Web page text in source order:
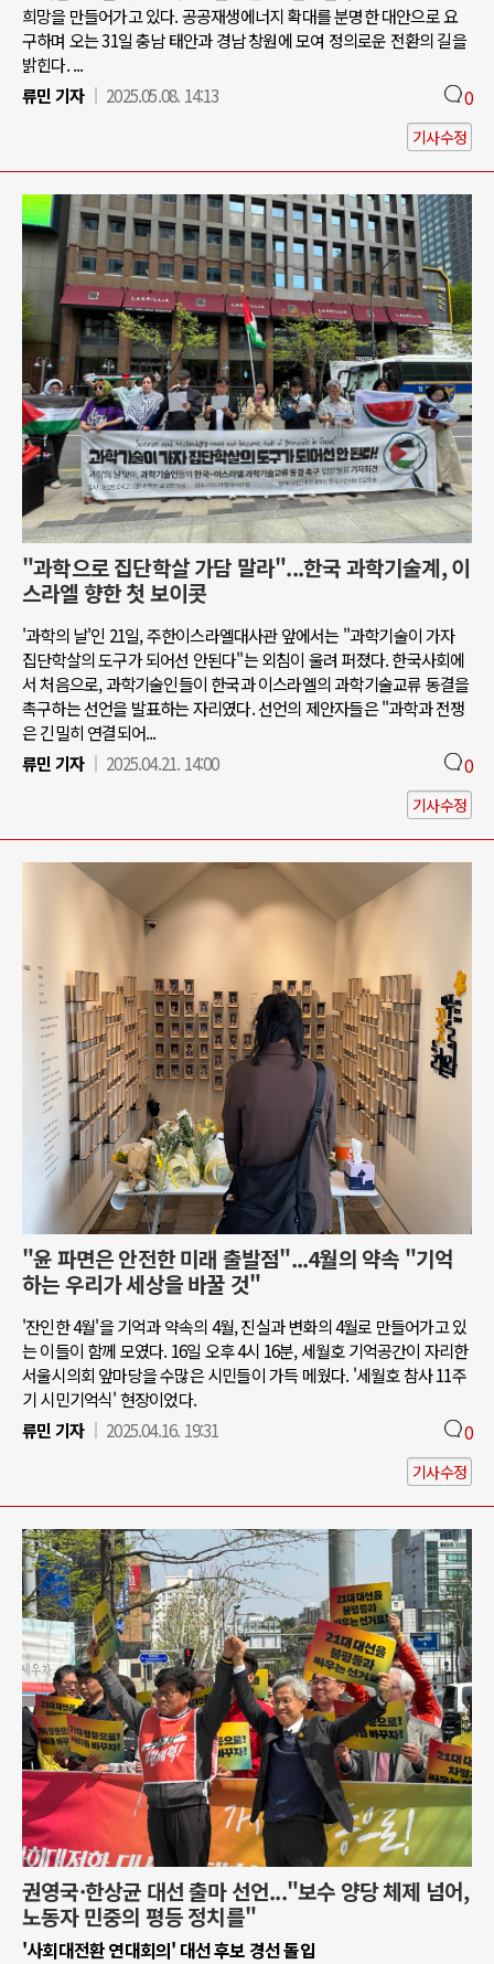
희망을 만들어가고 있다. 공공재생에너지 확대를 분명한 대안으로 요
구하며 오는 31일 충남 태안과 경남 창원에 모여 정의로운 전환의 길을
밝힌다. ...
류민 기자
2025.05.08. 14:13 0
기사수정
"과학으로 집단학살 가담 말라"...한국 과학기술계, 이
스라엘 향한 첫 보이콧
'과학의 날'인 21일, 주한이스라엘대사관 앞에서는 "과학기술이 가자
집단학살의 도구가 되어선 안된다"는 외침이 울려 퍼졌다. 한국사회에
서 처음으로, 과학기술인들이 한국과 이스라엘의 과학기술교류 동결을
촉구하는 선언을 발표하는 자리였다. 선언의 제안자들은 "과학과 전쟁
은 긴밀히 연결되어...
류민 기자
2025.04.21. 14:00 0
기사수정
"윤 파면은 안전한 미래 출발점"...4월의 약속 "기억
하는 우리가 세상을 바꿀 것"
'잔인한 4월'을 기억과 약속의 4월, 진실과 변화의 4월로 만들어가고 있
는 이들이 함께 모였다. 16일 오후 4시 16분, 세월호 기억공간이 자리한
서울시의회 앞마당을 수많은 시민들이 가득 메웠다. '세월호 참사 11주
기 시민기억식' 현장이었다.
류민 기자
2025.04.16. 19:31 0
기사수정
권영국·한상균 대선 출마 선언..."보수 양당 체제 넘어,
노동자 민중의 평등 정치를"
'사회대전환 연대회의' 대선 후보 경선 돌입